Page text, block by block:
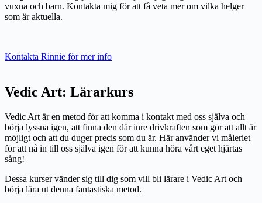
vuxna och barn. Kontakta mig för att få veta mer om vilka helger
som är aktuella.
Kontakta Rinnie för mer info
Vedic Art: Lärarkurs
Vedic Art är en metod för att komma i kontakt med oss själva och
börja lyssna igen, att finna den där inre drivkraften som gör att allt är
möjligt och att du duger precis som du är. Här använder vi måleriet
för att nå in till oss själva igen för att kunna höra vårt eget hjärtas
sång!
Dessa kurser vänder sig till dig som vill bli lärare i Vedic Art och
börja lära ut denna fantastiska metod.